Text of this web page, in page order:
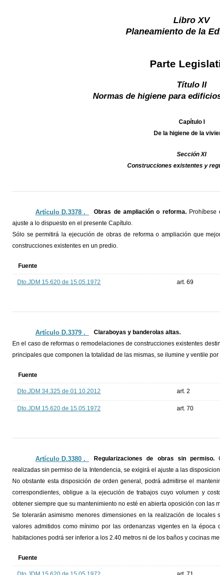
Libro XV
Planeamiento de la
Parte
Título II
Normas de higiene para
Capítulo I
De la higiene de la
Sección XI
Construcciones existentes y
Artículo D.3378 ._ Obras de ampliación o reforma.Prohíbese
ajuste a lo dispuesto en el presente Capítulo.
Sólo se permitirá la ejecución de obras de reforma o ampliación que
construcciones existentes en un predio.
Fuente
Dto.JDM 15.620 de 15.05.1972 art. 69
Artículo D.3379 ._
Claraboyas y banderolas altas.
En el caso de reformas o remodelaciones de construcciones existentes
principales que componen la totalidad de las mismas, se ilumine y ventile
Fuente
Dto.JDM 34.325 de 01.10.2012 art. 2
Dto.JDM 15.620 de 15.05.1972 art. 70
Artículo D.3380 ._ Regularizaciones de obras sin permiso.
realizadas sin permiso de la Intendencia, se exigirá el ajuste a las
No obstante esta disposición de orden general, podrá admitirse el
correspondientes, obligue a la ejecución de trabajos cuyo volumen y
obtener siempre que su mantenimiento no esté en abierta oposición con las
Se tolerarán asimismo menores dimensiones en la realización de
valores admitidos como mínimo por las ordenanzas vigentes en la
habitaciones podrá ser inferior a los 2.40 metros ni de los baños y cocinas
Fuente